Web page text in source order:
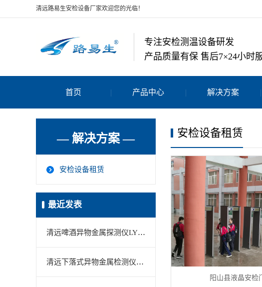
清远路易生安检设备厂家欢迎您的光临！
专注安检测温设备研发
产品质量有保 售后7×24小时
首页 产品中心 解决方案
— 解决方案 —
安检设备租赁
最近发表
清远啤酒异物金属探测仪LYS-550A
清远下落式异物金属检测仪LYS-560H
安检设备租赁
阳山县液晶安检